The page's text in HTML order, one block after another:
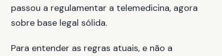
passou a regulamentar a telemedicina, agora
sobre base legal sólida.
Para entender as regras atuais, e não a